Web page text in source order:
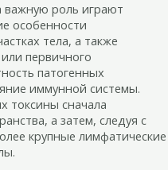
важную роль играют
особенности
тела, а также
первичного
патогенных
иммунной системы.
токсины сначала
а затем, следуя с
крупные лимфатические